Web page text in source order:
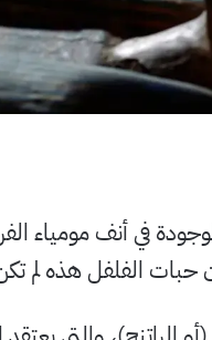
في أنف مومياء
حبات الفلفل هذه لم